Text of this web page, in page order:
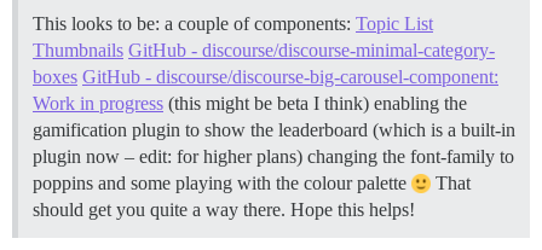
This looks to be: a couple of components: Topic List
Thumbnails GitHub - discourse/discourse-minimal-category-
boxes GitHub - discourse/discourse-big-carousel-component:
Work in progress (this might be beta I think) enabling the
gamification plugin to show the leaderboard (which is a built-in
plugin now – edit: for higher plans) changing the font-family to
poppins and some playing with the colour palette
That
should get you quite a way there. Hope this helps!